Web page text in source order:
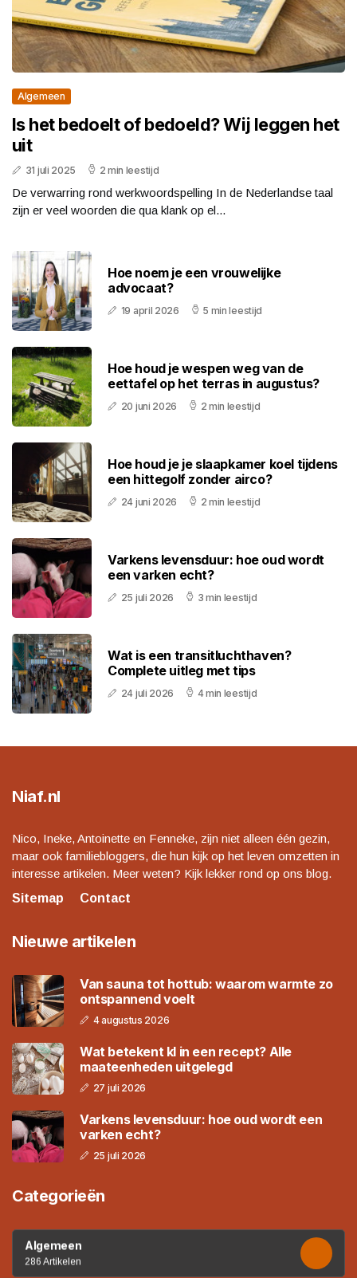
Algemeen
Is het bedoelt of bedoeld? Wij leggen het
uit
31 juli 2025 2 min leestijd
De verwarring rond werkwoordspelling In de Nederlandse taal
zijn er veel woorden die qua klank op el...
Hoe noem je een vrouwelijke
advocaat?
19 april 2026 5 min leestijd
Hoe houd je wespen weg van de
eettafel op het terras in augustus?
20 juni 2026 2 min leestijd
Hoe houd je je slaapkamer koel tijdens
een hittegolf zonder airco?
24 juni 2026 2 min leestijd
Varkens levensduur: hoe oud wordt
een varken echt?
25 juli 2026 3 min leestijd
Wat is een transitluchthaven?
Complete uitleg met tips
24 juli 2026 4 min leestijd
Niaf.nl
Nico, Ineke, Antoinette en Fenneke, zijn niet alleen één gezin,
maar ook familiebloggers, die hun kijk op het leven omzetten in
interesse artikelen. Meer weten? Kijk lekker rond op ons blog.
Sitemap
Contact
Nieuwe artikelen
Van sauna tot hottub: waarom warmte zo
ontspannend voelt
4 augustus 2026
Wat betekent kl in een recept? Alle
maateenheden uitgelegd
27 juli 2026
Varkens levensduur: hoe oud wordt een
varken echt?
25 juli 2026
Categorieën
Algemeen
286 Artikelen